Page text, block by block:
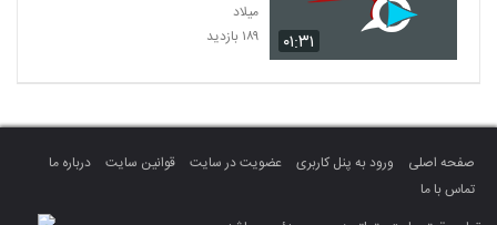
۰۱:۳۱
میلاد
۱۸۹ بازدید
صفحه اصلی ورود به پنل کاربری عضویت در سایت قوانین سایت
درباره ما
تماس با ما